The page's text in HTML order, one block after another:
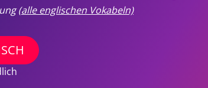
(alle englischen Vokabeln)